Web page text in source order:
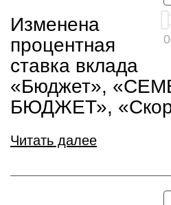
Изменена
процентная
ставка вклада
«Бюджет»,
БЮДЖЕТ»,
Читать далее